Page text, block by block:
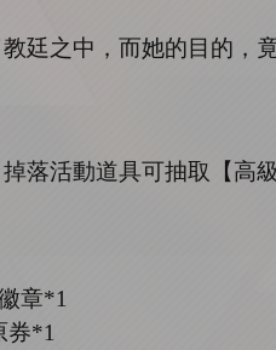
廷之中，而她的目的
落活動道具可抽取【高
章*1
券*1